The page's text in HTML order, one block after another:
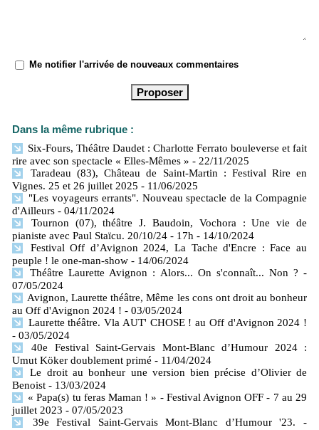
Me notifier l'arrivée de nouveaux commentaires
Dans la même rubrique :
Six-Fours, Théâtre Daudet : Charlotte Ferrato bouleverse et fait
rire avec son spectacle « Elles-Mêmes » - 22/11/2025
Taradeau (83), Château de Saint-Martin : Festival Rire en
Vignes. 25 et 26 juillet 2025 - 11/06/2025
"Les voyageurs errants". Nouveau spectacle de la Compagnie
d'Ailleurs - 04/11/2024
Tournon (07), théâtre J. Baudoin, Vochora : Une vie de
pianiste avec Paul Staïcu. 20/10/24 - 17h - 14/10/2024
Festival Off d’Avignon 2024, La Tache d'Encre : Face au
peuple ! le one-man-show - 14/06/2024
Théâtre Laurette Avignon : Alors... On s'connaît... Non ? -
07/05/2024
Avignon, Laurette théâtre, Même les cons ont droit au bonheur
au Off d'Avignon 2024 ! - 03/05/2024
Laurette théâtre. Vla AUT' CHOSE ! au Off d'Avignon 2024 !
- 03/05/2024
40e Festival Saint-Gervais Mont-Blanc d’Humour 2024 :
Umut Köker doublement primé - 11/04/2024
Le droit au bonheur une version bien précise d’Olivier de
Benoist - 13/03/2024
« Papa(s) tu feras Maman ! » - Festival Avignon OFF - 7 au 29
juillet 2023 - 07/05/2023
39e Festival Saint-Gervais Mont-Blanc d’Humour '23.
-